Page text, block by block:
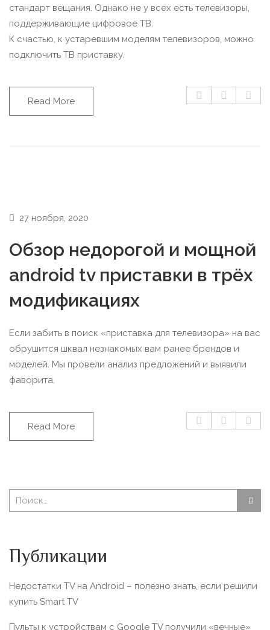
стандарт вещания. Однако не у всех есть телевизоры,
поддерживающие цифровое ТВ.
К счастью, к устаревшим моделям телевизоров, можно
подключить ТВ приставку.
Read More
27 ноября, 2020
Обзор недорогой и мощной
android tv приставки в трёх
модификациях
Если забить в поиск «приставка для телевизора» на вас
обрушится шквал незнакомых вам ранее брендов и
моделей. Мы провели анализ предложений и выявили
фаворита.
Read More
Публикации
Недостатки TV на Android – полезно знать, если решили
купить Smart TV
Пульты к устройствам с Google TV получили «вечные»